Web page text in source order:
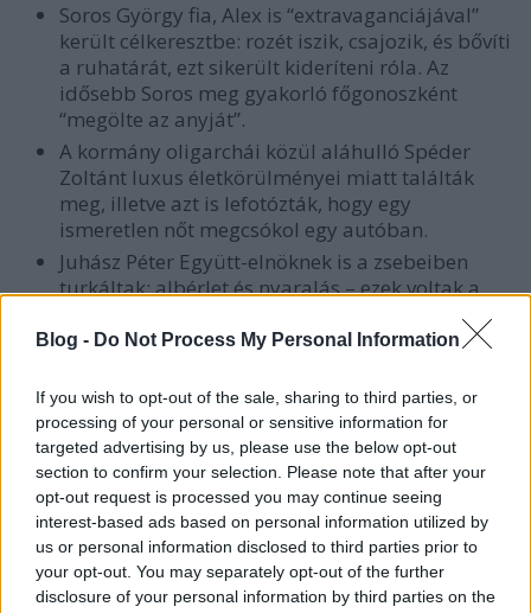
Blog - Do Not Process My Personal Information
If you wish to opt-out of the sale, sharing to third parties, or
processing of your personal or sensitive information for
targeted advertising by us, please use the below opt-out
section to confirm your selection. Please note that after your
opt-out request is processed you may continue seeing
interest-based ads based on personal information utilized by
us or personal information disclosed to third parties prior to
your opt-out. You may separately opt-out of the further
disclosure of your personal information by third parties on the
Soros György fia, Alex is “extravaganciájával”
került célkeresztbe: rozét iszik, csajozik, és bővíti
a ruhatárát, ezt sikerült kideríteni róla. Az
idősebb Soros meg gyakorló főgonoszként
“megölte az anyját”.
A kormány oligarchái közül aláhulló Spéder
Zoltánt luxus életkörülményei miatt találták
meg, illetve azt is lefotózták, hogy egy
ismeretlen nőt megcsókol egy autóban.
Juhász Péter Együtt-elnöknek is a zsebeiben
turkáltak:albérletésnyaralás– ezek voltak a
Gulyás Márton letartóztatása és bírósági
oldalra feltöltött képeit hozták le.
A Tanítanék-mozgalom korábbi húzó arcát, az
épp pártot alapító Pukli Istvánt pedigrokonai
révénpróbálták lejáratni.
És zárásképp legyen nyoma, hogy a kormány
kívánalmait mindig túlteljesíteni akaró G. Fodor
Gábornak, aki a Habony-féle 888 főszerkesztői
székét kapta meg, sikerült túllőnie ebben a